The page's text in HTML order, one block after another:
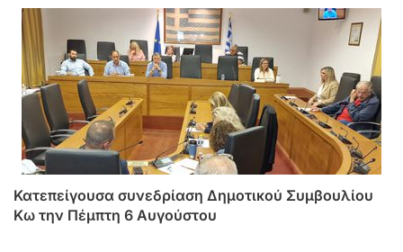
Κατεπείγουσα συνεδρίαση Δημοτικού Συμβουλίου
Κω την Πέμπτη 6 Αυγούστου